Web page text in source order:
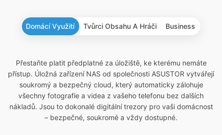
Domácí Využití Tvůrci Obsahu A Hráči Business
Přestaňte platit předplatné za úložiště, ke kterému nemáte
přístup. Úložná zařízení NAS od společnosti ASUSTOR vytvářejí
soukromý a bezpečný cloud, který automaticky zálohuje
všechny fotografie a videa z vašeho telefonu bez dalších
nákladů. Jsou to dokonalé digitální trezory pro vaši domácnost
– bezpečné, soukromé a vždy dostupné.